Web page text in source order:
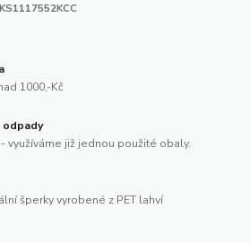
KS1117552KCC
1000,-Kč
odpady
využíváme již jednou použité obaly.
šperky vyrobené z PET lahví